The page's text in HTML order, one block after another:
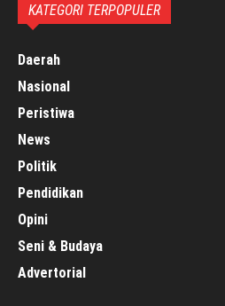
KATEGORI TERPOPULER
Daerah
Nasional
Peristiwa
News
Politik
Pendidikan
Opini
Seni & Budaya
Advertorial